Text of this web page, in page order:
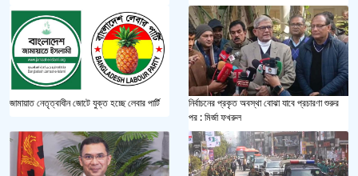
জামায়াত নেতৃত্বাধীন জোটে যুক্ত হচ্ছে লেবার পার্টি
নির্বাচনের প্রকৃত অবস্থা বোঝা যাবে প্রচারণা শুরুর
পর : মির্জা ফখরুল